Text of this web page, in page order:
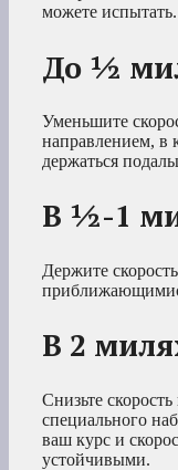
можете испытать.
До ½
Уменьшите
направлением, в
держаться
В ½-1
Держите
В 2
Снизьте
специального
ваш курс и
устойчивыми.